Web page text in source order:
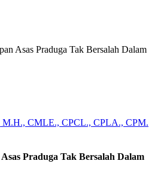
Asas Praduga Tak Bersalah Dalam
M.H., CMLE., CPCL., CPLA., CPM.
Praduga Tak Bersalah Dalam